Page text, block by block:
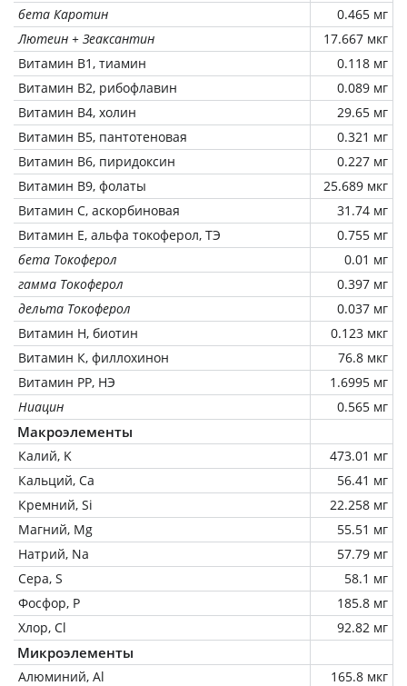
бета Каротин
0.465 мг
Лютеин + Зеаксантин
17.667 мкг
Витамин В1, тиамин
0.118 мг
Витамин В2, рибофлавин
0.089 мг
Витамин В4, холин
29.65 мг
Витамин В5, пантотеновая
0.321 мг
Витамин В6, пиридоксин
0.227 мг
Витамин В9, фолаты
25.689 мкг
Витамин C, аскорбиновая
31.74 мг
Витамин Е, альфа токоферол, ТЭ
0.755 мг
бета Токоферол
0.01 мг
гамма Токоферол
0.397 мг
дельта Токоферол
0.037 мг
Витамин Н, биотин
0.123 мкг
Витамин К, филлохинон
76.8 мкг
Витамин РР, НЭ
1.6995 мг
Ниацин
0.565 мг
Макроэлементы
Калий, K
473.01 мг
Кальций, Ca
56.41 мг
Кремний, Si
22.258 мг
Магний, Mg
55.51 мг
Натрий, Na
57.79 мг
Сера, S
58.1 мг
Фосфор, P
185.8 мг
Хлор, Cl
92.82 мг
Микроэлементы
Алюминий, Al
165.8 мкг